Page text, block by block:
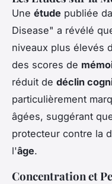
Une étude publiée
Disease" a révélé
niveaux plus élevés
des scores de
réduit de déclin
particulièrement
âgées, suggérant
protecteur contre la
l'âge.
Concentration et